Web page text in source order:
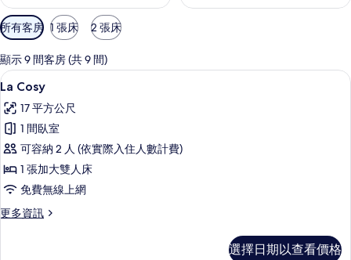
可
用
的
客
房
篩
選
條
所有客房 1 張床 2 張床
顯示 9 間客房 (共 9 間)
顯
示
La
Cosy
的
所
有
相
La Cosy | 羽絨被、迷你吧、客房內保
4
La Cosy
17 平方公尺
1 間臥室
可容納 2 人 (依實際入住人數計費)
1 張加大雙人床
免費無線上網
更多資訊
更
選擇日期以查看價格